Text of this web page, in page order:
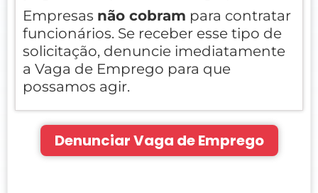
Empresas não cobram para contratar
funcionários. Se receber esse tipo de
solicitação, denuncie imediatamente
a Vaga de Emprego para que
possamos agir.
Denunciar Vaga de Emprego